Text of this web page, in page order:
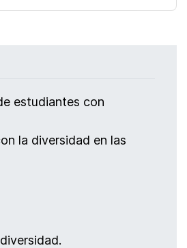
estudiantes con
la diversidad en las